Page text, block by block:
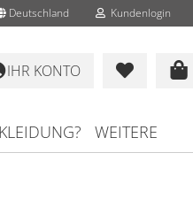
Deutschland Kundenlogin
IHR KONTO
WEITERE